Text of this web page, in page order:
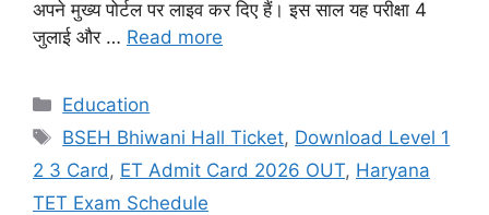
अपने मुख्य पोर्टल पर लाइव कर दिए हैं। इस साल यह परीक्षा 4
जुलाई और … Read more
Categories
Education
Tags
BSEH Bhiwani Hall Ticket, Download Level 1
2 3 Card , ET Admit Card 2026 OUT, Haryana
TET Exam Schedule